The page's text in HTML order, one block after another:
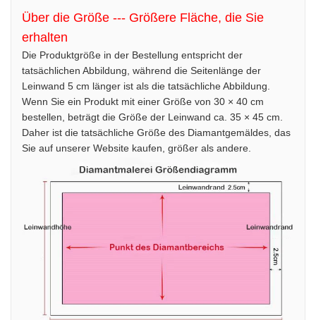
Über die Größe --- Größere Fläche, die Sie
erhalten
Die Produktgröße in der Bestellung entspricht der
tatsächlichen Abbildung, während die Seitenlänge der
Leinwand 5 cm länger ist als die tatsächliche Abbildung.
Wenn Sie ein Produkt mit einer Größe von 30 × 40 cm
bestellen, beträgt die Größe der Leinwand ca. 35 × 45 cm.
Daher ist die tatsächliche Größe des Diamantgemäldes, das
Sie auf unserer Website kaufen, größer als andere.